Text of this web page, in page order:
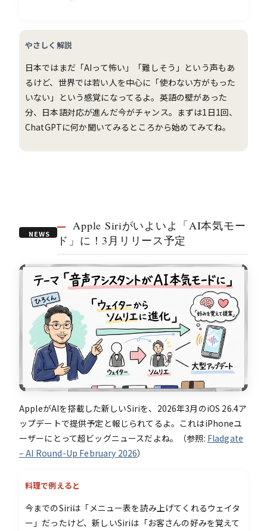
やさしく解説
日本ではまだ「AIって怖い」「難しそう」という声もあ
るけど、世界では若い人を中心に「使わない方がもった
いない」という感覚になってるよ。英語の壁があった
分、日本語対応が進んだ今がチャンス。まずは1日1回、
ChatGPTに何か聞いてみるところから始めてみてね。
NEWS
04
Apple Siriがいよいよ「AI本気モー
ド」に！3月リリース予定
AppleがAIを搭載した新しいSiriを、2026年3月のiOS 26.4ア
ップデートで提供予定と報じられてるよ。これはiPhoneユ
ーザーにとって超ビッグニュースだよね。（参照: Fladgate
– AI Round-Up February 2026）
料理で例えると
今までのSiriは「メニュー表を読み上げてくれるウェイタ
ー」だったけど、新しいSiriは「お客さんの好みを覚えて